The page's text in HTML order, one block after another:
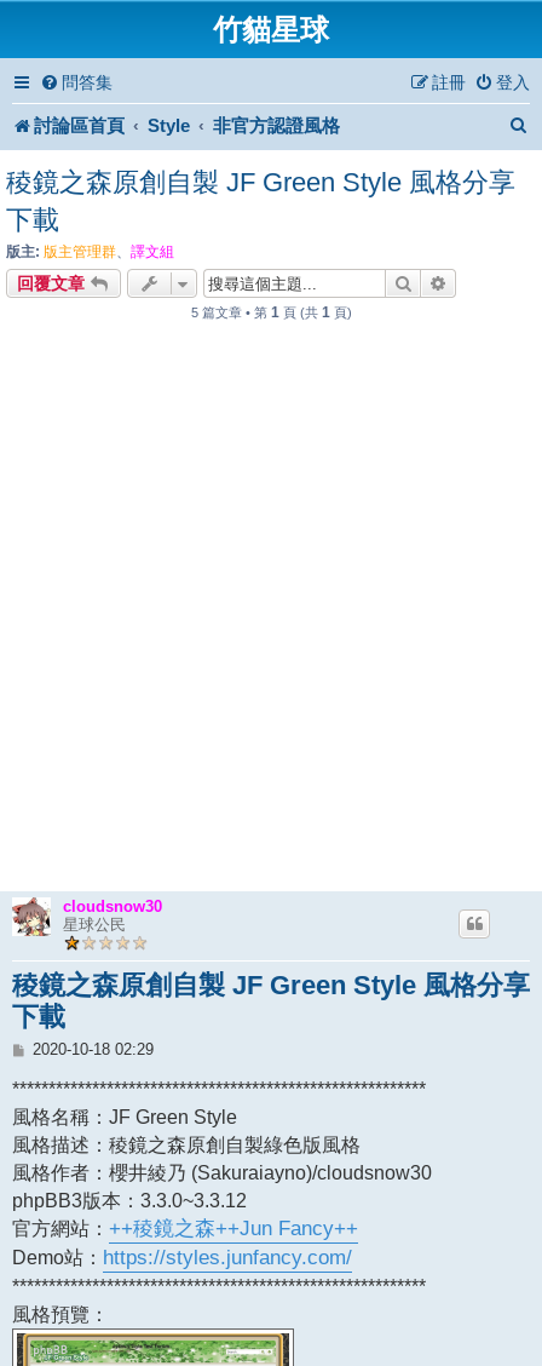
竹貓星球
問答集 登入
註冊
討論區首頁 Style 非官方認證風格
稜鏡之森原創自製 JF Green Style 風格分享
下載
版主: 版主管理群、 譯文組
回覆文章 搜尋
5 篇文章 • 第 1 頁 (共 1 頁)
cloudsnow30
星球公民
稜鏡之森原創自製 JF Green Style 風格分享
下載
文
2020-10-18 02:29
*********************************************************
風格名稱：JF Green Style
風格描述：稜鏡之森原創自製綠色版風格
風格作者：櫻井綾乃 (Sakuraiayno)/cloudsnow30
phpBB3版本：3.3.0~3.3.12
官方網站： ++稜鏡之森++Jun Fancy++
Demo站： https://styles.junfancy.com/
*********************************************************
風格預覽：